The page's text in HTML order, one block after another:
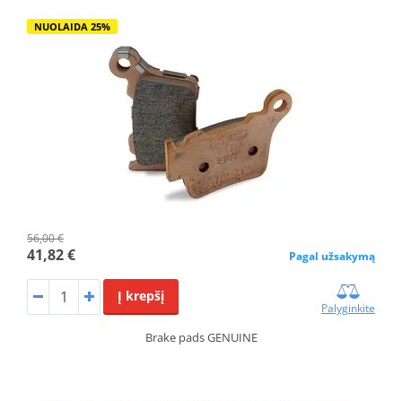
NUOLAIDA 25%
56,00 €
41,82 € Pagal užsakymą
Į krepšį
Palyginkite
Brake pads GENUINE